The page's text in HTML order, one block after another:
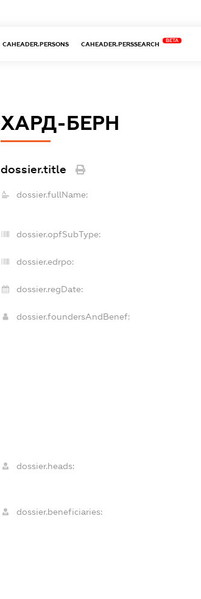
CAHEADER.PERSONS CAHEADER.PERSSEARCH
BETA
ХАРД-БЕРН
dossier.title
dossier.fullName:
dossier.opfSubType:
dossier.edrpo:
dossier.regDate:
dossier.foundersAndBenef:
dossier.heads:
dossier.beneficiaries: